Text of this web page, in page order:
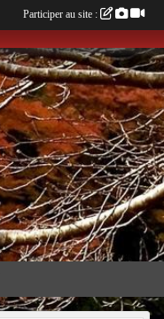
Participer au site :